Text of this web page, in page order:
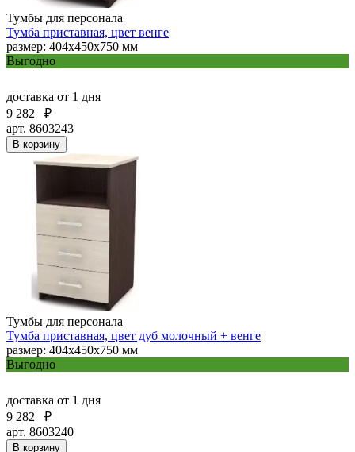
Тумбы для персонала
Тумба приставная, цвет венге
размер: 404х450х750 мм
Выгодно
доставка от 1 дня
9 282
₽
арт. 8603243
В корзину
Тумбы для персонала
Тумба приставная, цвет дуб молочный + венге
размер: 404х450х750 мм
Выгодно
доставка от 1 дня
9 282
₽
арт. 8603240
В корзину